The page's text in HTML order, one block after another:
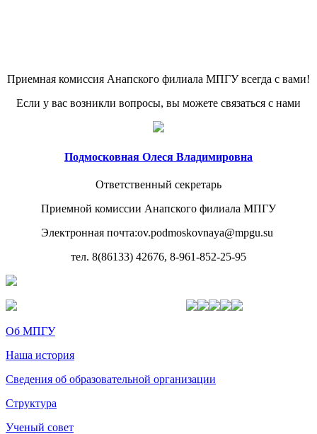
Приемная комиссия Анапского филиала МПГУ всегда с вами!
Если у вас возникли вопросы, вы можете связаться с нами
Подмосковная Олеся Владимировна
Ответственный секретарь
Приемной комиссии Анапского филиала МПГУ
Электронная почта:ov.podmoskovnaya@mpgu.su
тел. 8(86133) 42676, 8-961-852-25-95
Об МПГУ
Наша история
Сведения об образовательной организации
Структура
Ученый совет